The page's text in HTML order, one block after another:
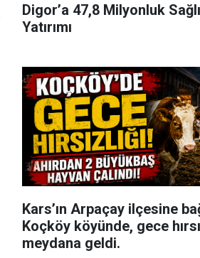
Digor’a 47,8 Milyonluk
Yatırımı
Kars’ın Arpaçay ilçesine
Koçköy köyünde, gece
meydana geldi.